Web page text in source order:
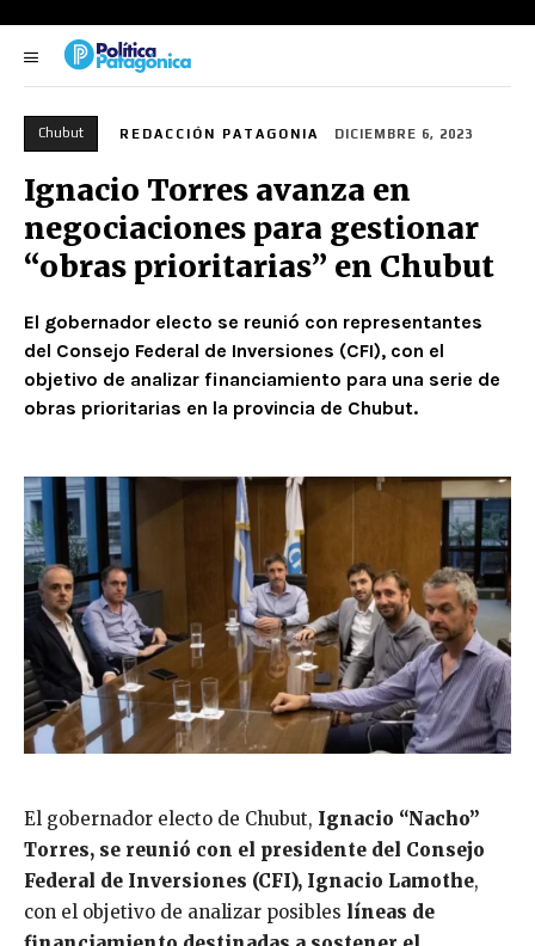
Chubut REDACCIÓN PATAGONIA DICIEMBRE 6, 2023
Ignacio Torres avanza en
negociaciones para gestionar
“obras prioritarias” en Chubut
El gobernador electo se reunió con representantes
del Consejo Federal de Inversiones (CFI), con el
objetivo de analizar financiamiento para una serie de
obras prioritarias en la provincia de Chubut.
El gobernador electo de Chubut, Ignacio “Nacho”
Torres, se reunió con el presidente del Consejo
Federal de Inversiones (CFI), Ignacio Lamothe,
con el objetivo de analizar posibles líneas de